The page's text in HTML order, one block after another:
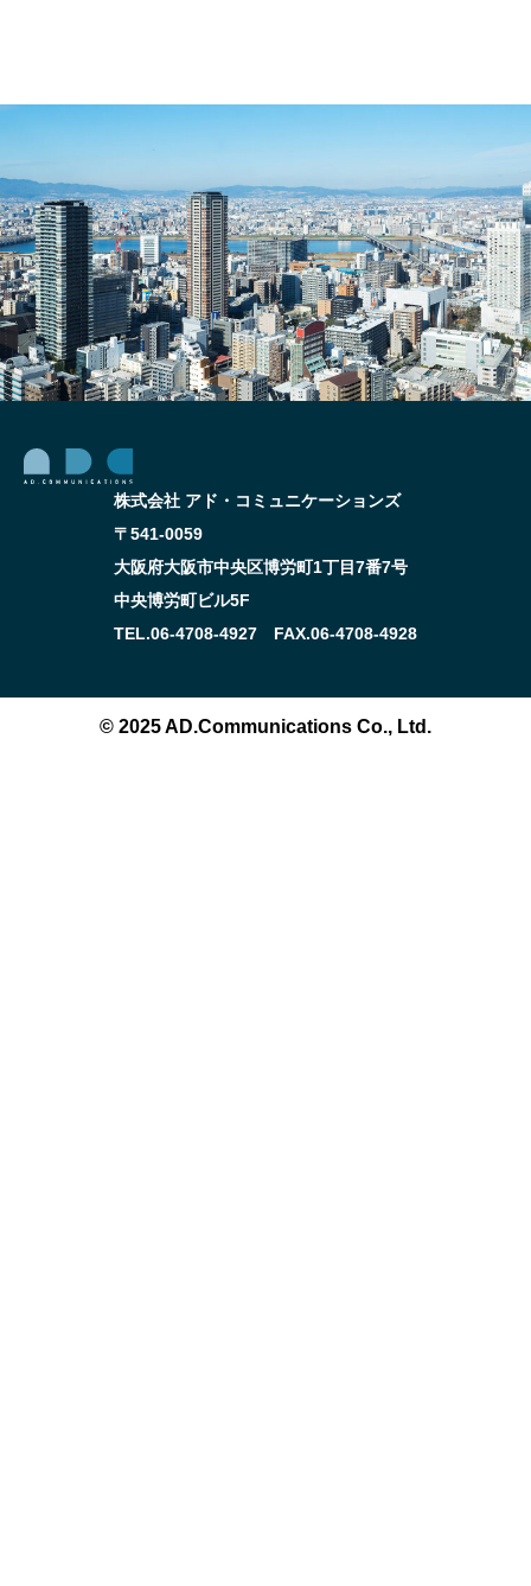
促事
例
集！
株式会社 アド・コミュニケーションズ
〒541-0059
大阪府大阪市中央区博労町1丁目7番7号
中央博労町ビル5F
TEL.06-4708-4927 FAX.06-4708-4928
© 2025 AD.Communications Co., Ltd.